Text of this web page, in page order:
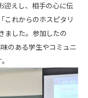
迎えし、相手の心に伝
これからのホスピタリ
ました。参加したの
のある学生やコミュニ